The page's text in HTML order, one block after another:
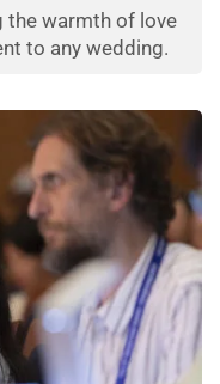
the warmth of love
to any wedding.